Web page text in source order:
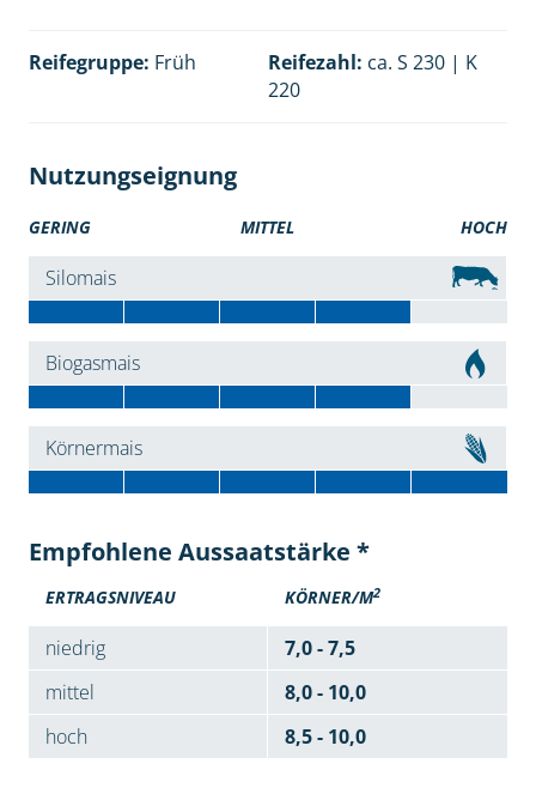
Reifegruppe: Früh Reifezahl: ca. S 230 | K
220
Nutzungseignung
GERING MITTEL HOCH
Silomais
Biogasmais
Körnermais
Empfohlene Aussaatstärke *
ERTRAGSNIVEAU KÖRNER/M2
niedrig
7,0 - 7,5
mittel
8,0 - 10,0
hoch
8,5 - 10,0